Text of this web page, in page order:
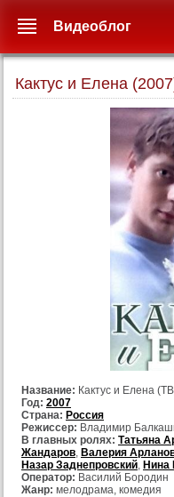
Кактус и Елена
Название: Кактус и Елена
Год: 2007
Страна: Россия
Режиссер: Владимир
В главных ролях: Татьяна
Жандаров, Валерия
Назар Заднепровский, Нина
Оператор: Василий Бородин
Жанр: мелодрама, комедия
Видеоблог